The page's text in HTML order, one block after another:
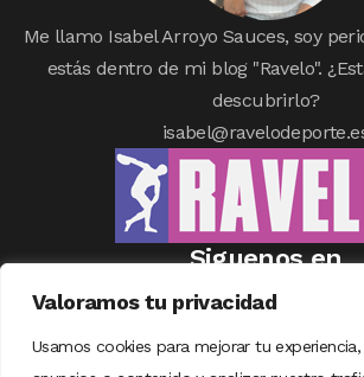
Valoramos tu privacidad
Usamos cookies para mejorar tu
Me llamo Isabel Arroyo Sauces, soy
estás dentro de mi blog "Ravelo".
descubrirlo?
Siguenos en